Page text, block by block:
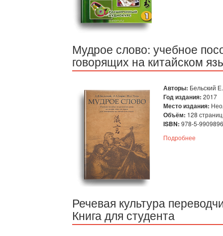
Мудрое слово: учебное
говорящих на китайском
Авторы: Бельский
Год издания: 2017
Место издания:
Объём: 128 страниц
ISBN: 978-5-
Подробнее
Речевая культура
Книга для студента